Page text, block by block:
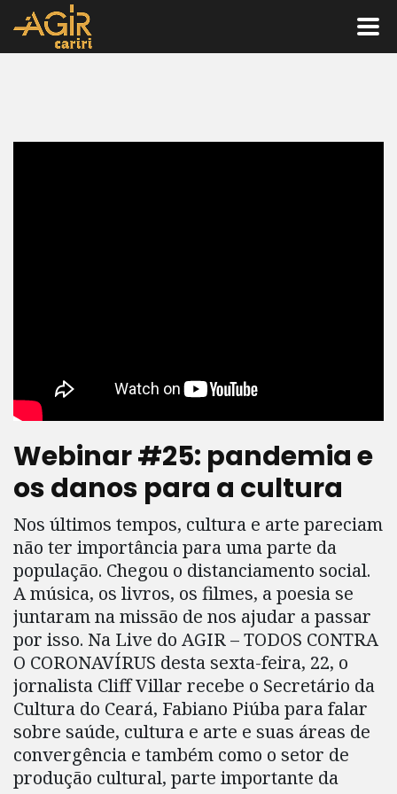
Webinar #25: pandemia e
os danos para a cultura
Nos últimos tempos, cultura e arte pareciam
não ter importância para uma parte da
população. Chegou o distanciamento social.
A música, os livros, os filmes, a poesia se
juntaram na missão de nos ajudar a passar
por isso. Na Live do AGIR – TODOS CONTRA
O CORONAVÍRUS desta sexta-feira, 22, o
jornalista Cliff Villar recebe o Secretário da
Cultura do Ceará, Fabiano Piúba para falar
sobre saúde, cultura e arte e suas áreas de
convergência e também como o setor de
produção cultural, parte importante da